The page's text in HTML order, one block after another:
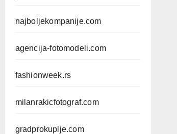
najboljekompanije.com
agencija-fotomodeli.com
fashionweek.rs
milanrakicfotograf.com
gradprokuplje.com